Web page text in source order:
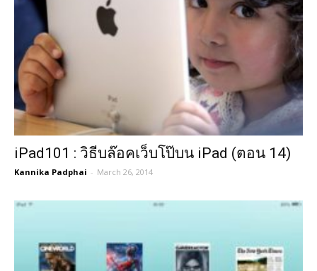
iPad101 : วิธีบล๊อคเว็บโป๊บน iPad (ตอน 14)
Kannika Padphai - March 26, 2014